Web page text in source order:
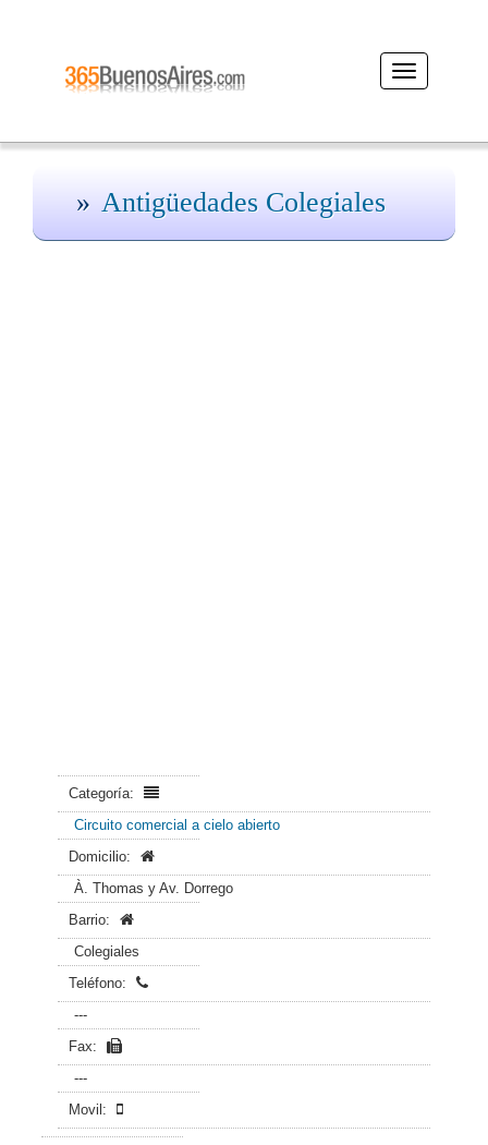
Desplegar
navegación
Antigüedades Colegiales
Categoría:
Circuito comercial a cielo abierto
Domicilio:
À. Thomas y Av. Dorrego
Barrio:
Colegiales
Teléfono:
---
Fax:
---
Movil: